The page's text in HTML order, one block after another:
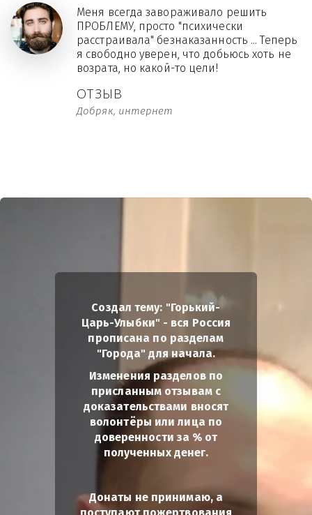
ОТЗЫВ
Добряк, интернет
Меня всегда завораживало решить
ПРОБЛЕМУ, просто "психически
расстраивала" безнаказанность ... Теперь
я свободно уверен, что добьюсь хоть не
возрата, но какой-то цели!
Создал тему: "Горький-
Царь-Улыбки" - вся Россия
прописана по разделам
"Города" для начала.
Изменения разделов по
присланным отзывам с
доказательствами вносят
волонтёры или лица по
доверенности за % от
полученных денег.
Донаты не принимаю, а